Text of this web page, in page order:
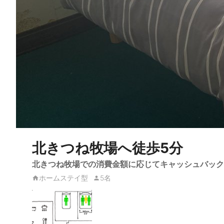
北きつね牧場へ徒歩5分
北きつね牧場での消費金額に応じてキャッシュバッ
ホームステイ型 5名